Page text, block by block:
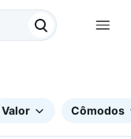
Valor Cômodos